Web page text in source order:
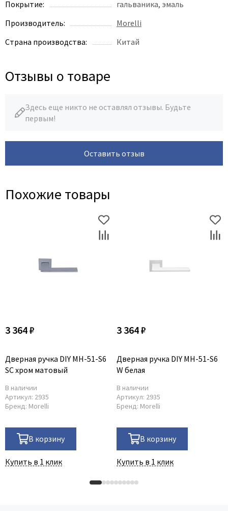
Lockstyle
Miksal
Morelli
Ofram
Philips
Porte Vista
Profilo Porte
Protector
Tupai
Valcomp
Verum
Zadoor
Покрытие:
гальваника, эмаль
Производитель:
Morelli
Страна производства:
Китай
Отзывы о товаре
Здесь еще никто не оставлял отзывы. Будьте
первым!
Оставить отзыв
Похожие товары
3 364 ₽
Дверная ручка DIY MH-51-S6
SC хром матовый
В наличии
Артикул: 2935
Бренд: Morelli
В корзину
Купить в 1 клик
3 364 ₽
Дверная ручка DIY MH-51-S6
W белая
В наличии
Артикул: 2935
Бренд: Morelli
В корзину
Купить в 1 клик